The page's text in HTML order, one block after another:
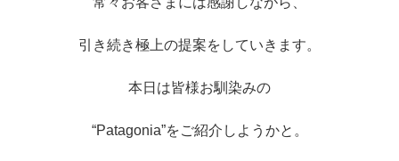
引き続き極上の提案をしていきます。
本日は皆様お馴染みの
“Patagonia”をご紹介しようかと。